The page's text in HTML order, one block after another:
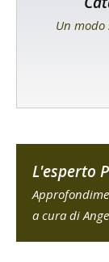
Un modo
L'esperto
a cura di